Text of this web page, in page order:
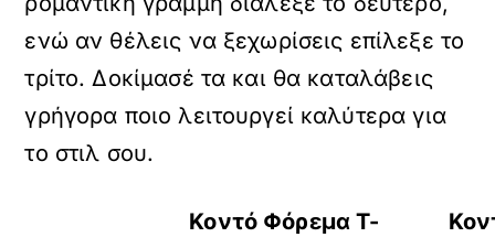
ενώ αν θέλεις να ξεχωρίσεις επίλεξε το
τρίτο. Δοκίμασέ τα και θα καταλάβεις
γρήγορα ποιο λειτουργεί καλύτερα για
το στιλ σου.
Κοντό Φόρεμα T-